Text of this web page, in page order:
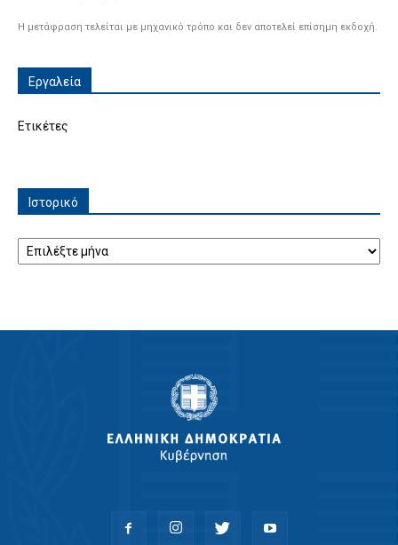
Η μετάφραση τελείται με μηχανικό τρόπο και δεν αποτελεί επίσημη εκδοχή.
Εργαλεία
Ετικέτες
Ιστορικό